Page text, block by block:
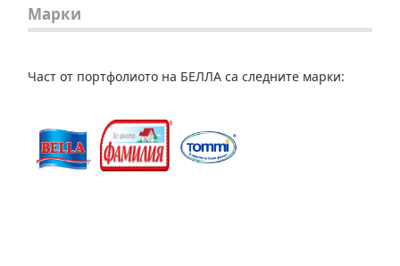
Марки
Част от портфолиото на БЕЛЛА са следните марки: